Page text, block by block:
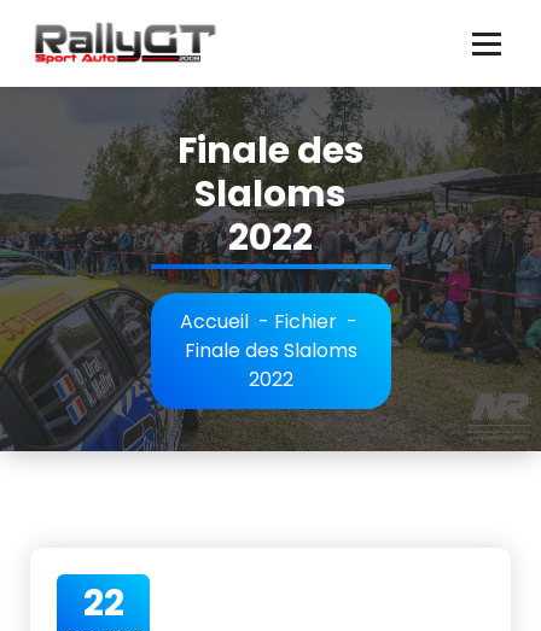
contenu
Finale des
Slaloms
2022
Accueil- Fichier-
Finale des Slaloms
2022
22